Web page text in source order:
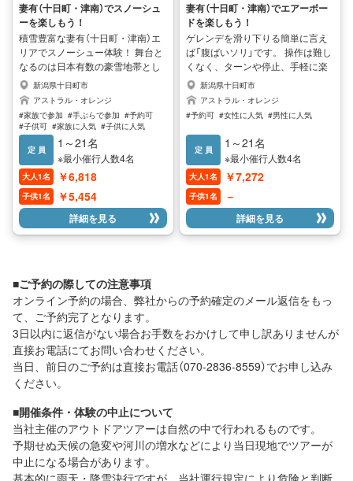
妻有（十日町・津南）でスノーシュ
ーを楽しもう！
積雪豊富な妻有（十日町・津南）エ
リアでスノーシュー体験！ 舞台と
なるのは日本有数の豪雪地帯とし
て知られる越後妻有。 普段は人が
立ち入らない雪原にスノーシュー
を履いて探検に出かけよう！ 誰で
もサクサク歩くことができます。
雪景色や冬の自然を楽しみなが
ら、雪上さんぽを満喫しましょ
う。 悠久の時の中で育まれた自
然、その中で幾世代にもわたって
受け継がれてきた人々の営み、 そ
こに暮らす生きものたちの気配が
感じられるのどかな里山。 たっぷ
り雪が積もったこの時期だから体
当社のツアーは健康な方であれば
どなたでも楽しめるツアーを心が
けています。 小さなお子様から大
人までご家族、お友達、カップ
ル、会社の仲間でのご参加もおす
すめ！ ご要望があれば担当ガイド
にご相談ください！ ☆温泉入浴付
き 料金には入浴料が含まれてお
り、ツアー後には温泉でさっぱり
していただけます！
新潟県十日町市
アストラル・オレンジ
#家族で参加 #手ぶらで参加 #予約可
#子供可 #家族に人気 #子供に人気
#女性に人気
#男性に人気
定 員
1～21名
※最小催行人数4名
大人1名 ￥6,818
子供1名 ￥5,454
詳細を見る
妻有（十日町・津南）でエアーボー
ドを楽しもう！
ゲレンデを滑り下りる簡単に言え
ば「腹ばいソリ」です。 操作は難し
くなく、ターンや停止、手軽に楽
しめるのが魅力です！ スキー・ス
ノーボードは出来ないという方で
もたっぷり遊べます。
新潟県十日町市
アストラル・オレンジ
#予約可 #女性に人気 #男性に人気
定 員 1～21名
※最小催行人数4名
大人1名 ￥7,272
子供1名 －
詳細を見る
■ご予約の際しての注意事項
オンライン予約の場合、弊社からの予約確定のメール返信をもっ
て、ご予約完了となります。
3日以内に返信がない場合お手数をおかけして申し訳ありませんが
直接お電話にてお問い合わせください。
当日、前日のご予約は直接お電話（070-2836-8559）でお申し込み
ください。
■開催条件・体験の中止について
当社主催のアウトドアツアーは自然の中で行われるものです。
予期せぬ天候の急変や河川の増水などにより当日現地でツアーが
中止になる場合があります。